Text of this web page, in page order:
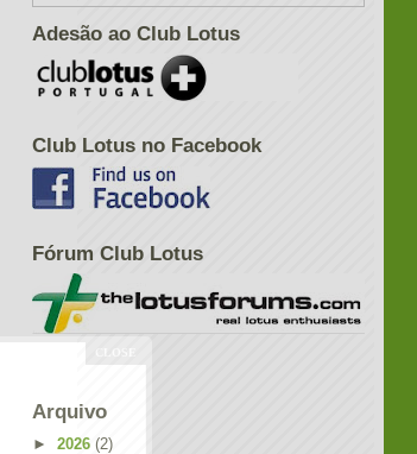
Adesão ao Club Lotus
Club Lotus no Facebook
Fórum Club Lotus
Arquivo
► 2026 (2)